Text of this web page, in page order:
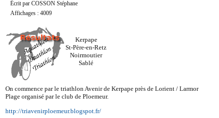
Écrit par COSSON Stéphane
Affichages : 4009
Kerpape
St-Père-en-Retz
Noirmoutier
Sablé
On commence par le triathlon Avenir de Kerpape près de Lorient / Larmor
Plage organisé par le club de Ploemeur.
http://triavenirploemeur.blogspot.fr/